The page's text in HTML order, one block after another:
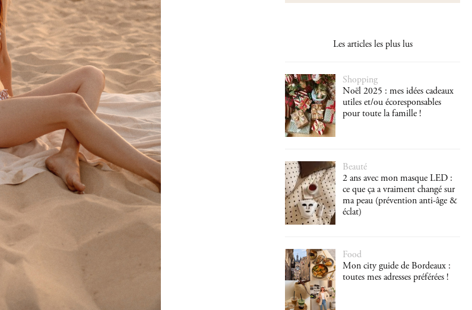
Les articles les plus lus
Shopping
Noël 2025 : mes idées cadeaux
utiles et/ou écoresponsables
pour toute la famille !
Beauté
2 ans avec mon masque LED :
ce que ça a vraiment changé sur
ma peau (prévention anti-âge &
éclat)
Food
Mon city guide de Bordeaux :
toutes mes adresses préférées !